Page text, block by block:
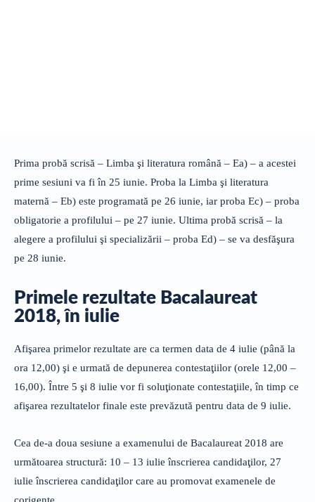
Prima probă scrisă – Limba şi literatura română – Ea) – a acestei
prime sesiuni va fi în 25 iunie. Proba la Limba şi literatura
maternă – Eb) este programată pe 26 iunie, iar proba Ec) – proba
obligatorie a profilului – pe 27 iunie. Ultima probă scrisă – la
alegere a profilului şi specializării – proba Ed) – se va desfăşura
pe 28 iunie.
Primele rezultate Bacalaureat
2018, în iulie
Afişarea primelor rezultate are ca termen data de 4 iulie (până la
ora 12,00) şi e urmată de depunerea contestaţiilor (orele 12,00 –
16,00). Între 5 şi 8 iulie vor fi soluţionate contestaţiile, în timp ce
afişarea rezultatelor finale este prevăzută pentru data de 9 iulie.
Cea de-a doua sesiune a examenului de Bacalaureat 2018 are
următoarea structură: 10 – 13 iulie înscrierea candidaţilor, 27
iulie înscrierea candidaţilor care au promovat examenele de
corigenţe.